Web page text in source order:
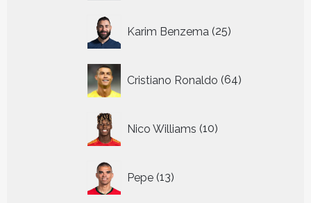
Karim Benzema 25
producten
Cristiano Ronaldo 64
producten
Nico Williams 10
producten
Pepe 13
producten